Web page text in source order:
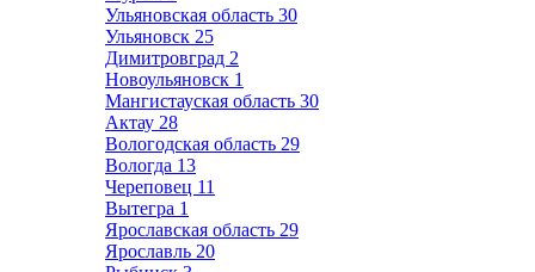
Ульяновская область 30
Ульяновск 25
Димитровград 2
Новоульяновск 1
Мангистауская область 30
Актау 28
Вологодская область 29
Вологда 13
Череповец 11
Вытегра 1
Ярославская область 29
Ярославль 20